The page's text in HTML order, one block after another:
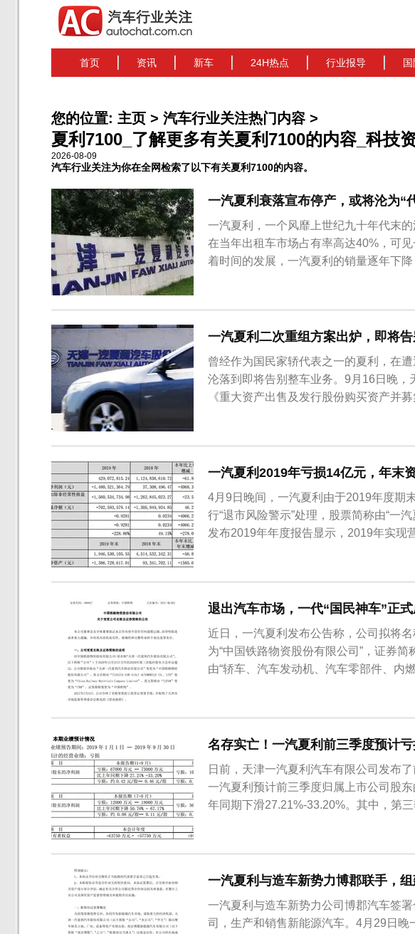
首页 资讯 新车 24H热点 行业报导
您的位置: 主页 > 汽车行业关注热门内容 >
夏利7100_了解更多有关夏利7100的内容_科技
2026-08-09
汽车行业关注为你在全网检索了以下有关夏利7100的内容。
一汽夏利衰落宣布停产，或将沦为“
一汽夏利，一个风靡上世纪九十年代末
在当年出租车市场占有率高达40%，可
着时间的发展，一汽夏利的销量逐年下
津汽车工业签署重组协议，因此改名为
军的一汽夏利，从2013年开始巨...
一汽夏利二次重组方案出炉，即将
曾经作为国民家轿代表之一的夏利，在
沦落到即将告别整车业务。9月16日晚
《重大资产出售及发行股份购买资产并
一汽夏利2019年亏损14亿元，年末
4月9日晚间，一汽夏利由于2019年度期
行“退市风险警示”处理，股票简称由“一
发布2019年年度报告显示，2019年实现
司股东的扣除经常性损益净利润为-
退出汽车市场，一代“国民神车”正
近日，一汽夏利发布公告称，公司拟将
为“中国铁路物资股份有限公司”，证券简
由“轿车、汽车发动机、汽车零部件、内
名称以及证券简称的变更，一汽夏利资
为了历史。成立于1997年的夏利...
名存实亡！一汽夏利前三季度预计
日前，天津一汽夏利汽车有限公司发布
一汽夏利预计前三季度归属上市公司股
年同期下滑27.21%-33.20%。其中，第
一汽夏利就再也没有实现盈利。据数据
一汽夏利与造车新势力博郡联手，
一汽夏利与造车新势力公司博郡汽车签
司，生产和销售新能源汽车。4月29日